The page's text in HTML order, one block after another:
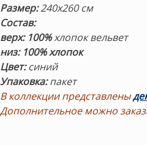
Размер:240х260 см
Состав:
верх: 100%хлопок вельвет
низ: 100% хлопок
Цвет:синий
Упаковка:пакет
В коллекции представлены
Дополнительное можно